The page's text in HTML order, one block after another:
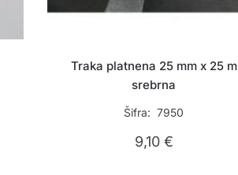
Traka platnena 25 mm x 25 m
srebrna
Šifra: 7950
9,10 €